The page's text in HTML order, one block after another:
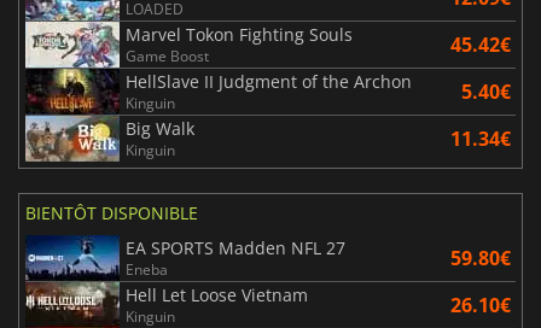
LOADED
Marvel Tokon Fighting Souls
Game Boost 45.42€
HellSlave II Judgment of the Archon
Kinguin 5.40€
Big Walk
Kinguin 11.34€
BIENTÔT DISPONIBLE
EA SPORTS Madden NFL 27
Eneba 59.80€
Hell Let Loose Vietnam
Kinguin 26.10€